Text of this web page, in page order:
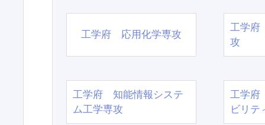
工学府 応用化学専攻
工学府
攻
工学府 知能情報システ
ム工学専攻
工学府
ビリテ